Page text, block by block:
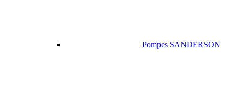
Pompes SANDERSON